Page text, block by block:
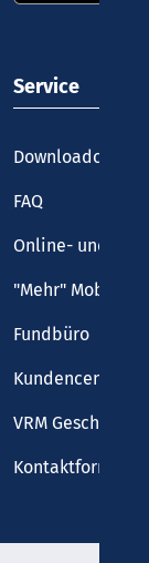
Service
Downloadcenter
FAQ
Online- und
"Mehr" Mobilität
Fundbüro
Kundencenter
VRM
Kontaktformular